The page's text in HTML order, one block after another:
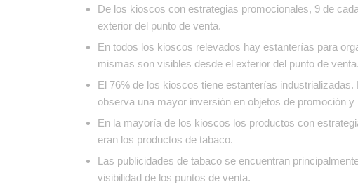
De los kioscos con estrategias promocionales, 9 de
exterior del punto de venta.
En todos los kioscos relevados hay estanterías para
mismas son visibles desde el exterior del punto de venta.
El 76% de los kioscos tiene estanterías
observa una mayor inversión en objetos de promoción y
En la mayoría de los kioscos los productos con
eran los productos de tabaco.
Las publicidades de tabaco se encuentran
visibilidad de los puntos de venta.